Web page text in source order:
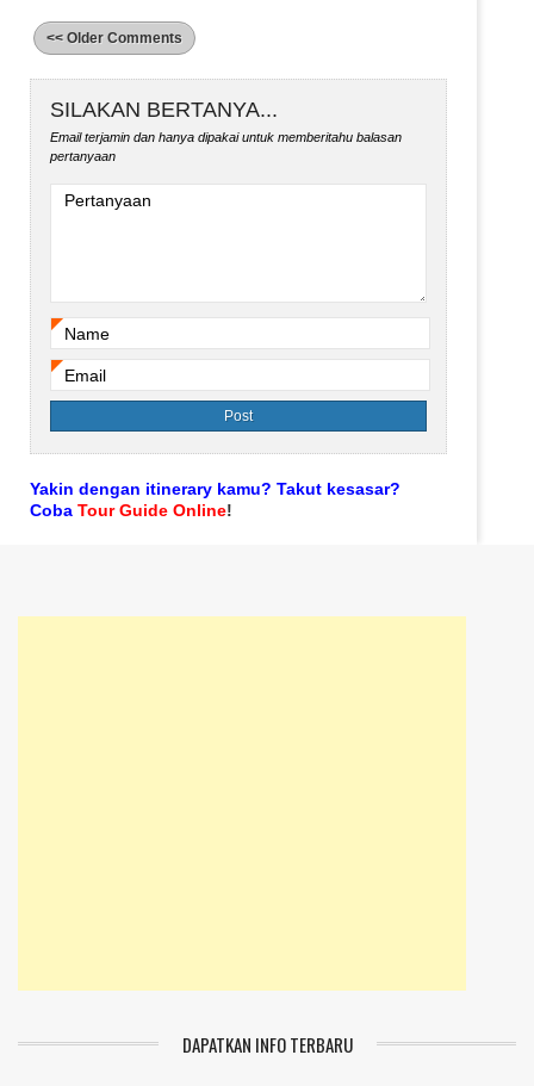
<< Older Comments
SILAKAN BERTANYA...
Email terjamin dan hanya dipakai untuk memberitahu balasan
pertanyaan
Pertanyaan
Name
Email
Yakin dengan itinerary kamu? Takut kesasar?
Coba Tour Guide Online!
DAPATKAN INFO TERBARU